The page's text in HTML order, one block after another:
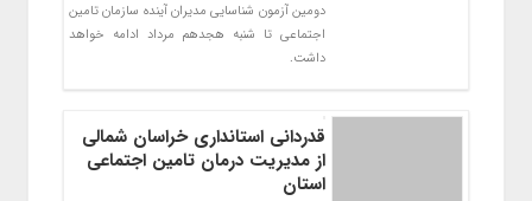
دومین آزمون شناسایی مدیران آینده سازمان تامین
اجتماعی تا شنبه هجدهم مرداد ادامه خواهد
داشت.
قدردانی استانداری خراسان شمالی
از مدیریت درمان تامین اجتماعی
استان